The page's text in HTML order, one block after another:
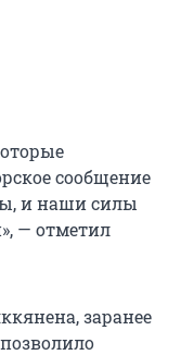
сообщение
и наши силы
— отметил
заранее